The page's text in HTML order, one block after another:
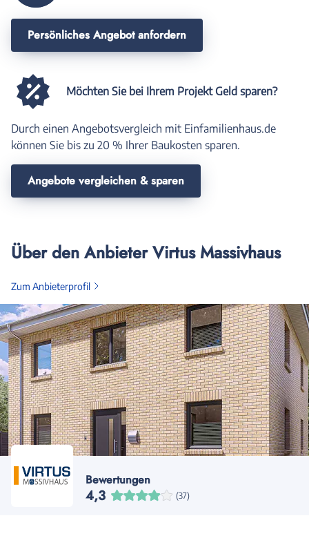
Persönliches Angebot anfordern
Möchten Sie bei Ihrem Projekt Geld sparen?
Durch einen Angebotsvergleich mit Einfamilienhaus.de
können Sie bis zu 20 % Ihrer Baukosten sparen.
Angebote vergleichen & sparen
Über den Anbieter Virtus Massivhaus
Zum Anbieterprofil
Bewertungen
4,3 (37)